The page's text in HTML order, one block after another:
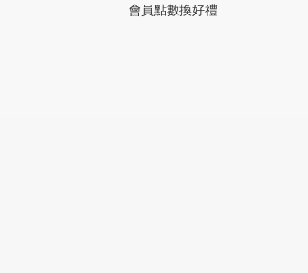
會員點數換好禮